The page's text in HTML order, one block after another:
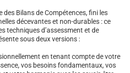
des Bilans de Compétences, fini les
décevantes et non-durables : ce
techniques d’assessment et de
sous deux versions :
en tenant compte de votre
vos besoins fondamentaux, vos